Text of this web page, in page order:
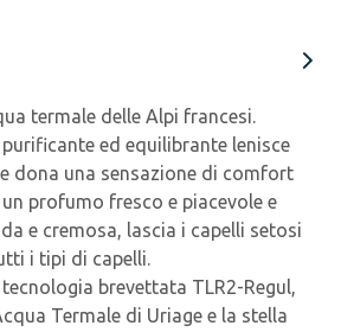
termale delle Alpi francesi.
ed equilibrante lenisce
dona una sensazione di comfort
profumo fresco e piacevole e
e cremosa, lascia i capelli setosi
i tipi di capelli.
brevettata TLR2-Regul,
Termale di Uriage e la stella